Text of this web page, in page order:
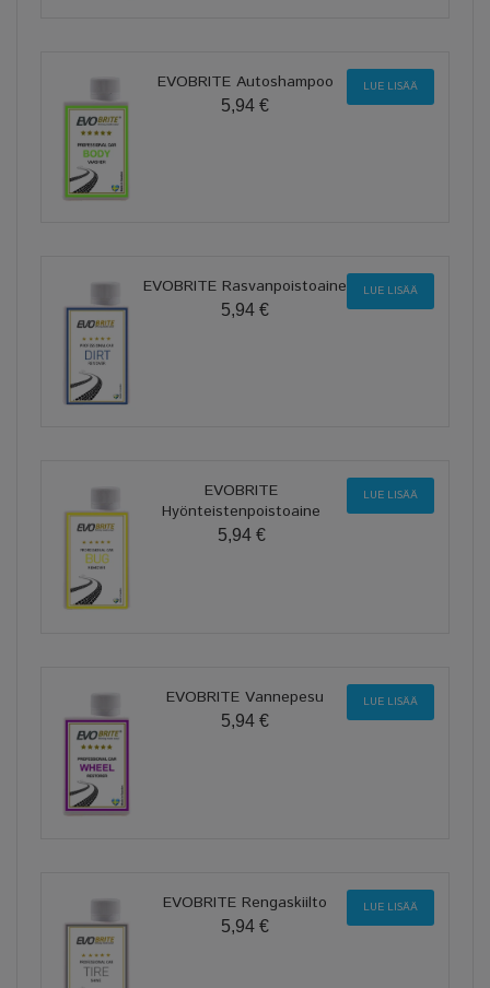
EVOBRITE Autoshampoo
5,94 €
LUE LISÄÄ
EVOBRITE Rasvanpoistoaine
5,94 €
LUE LISÄÄ
EVOBRITE
Hyönteistenpoistoaine
5,94 €
LUE LISÄÄ
EVOBRITE Vannepesu
5,94 €
LUE LISÄÄ
EVOBRITE Rengaskiilto
5,94 €
LUE LISÄÄ